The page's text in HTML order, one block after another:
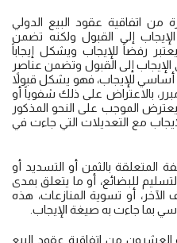
اتفاقية عقود البيع الدولي
الإيجاب إلى القبول ولكنه تضمن
رفضاً للإيجاب ويشكل إيجاباً
الإيجاب إلى القبول وتضمن عناصر
أساسي للإيجاب، فهو يشكل قبولاً
بالاعتراض على ذلك شفوياً أو
يعترض الموجب على النحو المذكور
مع التعديلات التي جاءت في
المتعلقة بالثمن أو التسديد أو
للبضائع، أو ما يتعلق بمدى
أو تسوية المنازعات، هذه
بما جاءت به صيغة الإيجاب.
العشرون من اتفاقية عقود البيع